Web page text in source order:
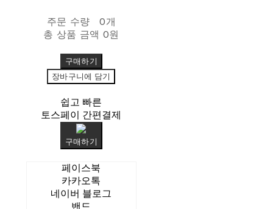
주문 수량
0개
총 상품 금액 0원
구매하기
장바구니에 담기
쉽고 빠른
토스페이 간편결제
구매하기
페이스북
카카오톡
네이버 블로그
밴드